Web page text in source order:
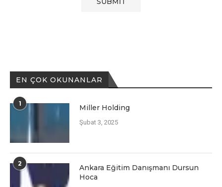
EN ÇOK OKUNANLAR
1 Miller Holding
Şubat 3, 2025
2
Ankara Eğitim Danışmanı Dursun
Hoca